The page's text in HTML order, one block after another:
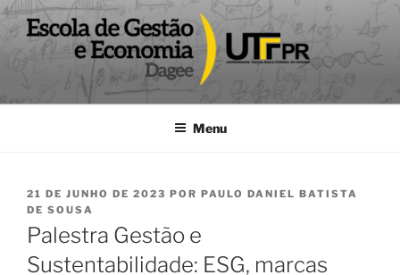
Pular
para
DAGEE
Menu
PUBLICADO
EM
21 DE JUNHO DE 2023 POR PAULO DANIEL BATISTA
DE SOUSA
Palestra Gestão e
Sustentabilidade: ESG, marcas